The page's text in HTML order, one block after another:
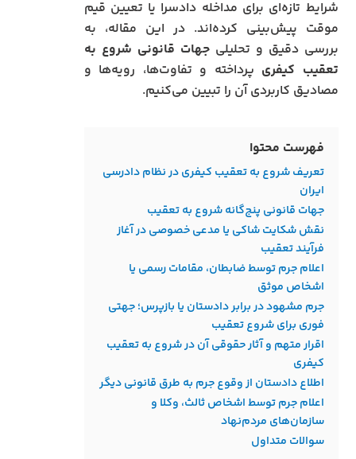
شرایط تازه‌ای برای مداخله دادسرا یا تعیین قیم
موقت پیش‌بینی کرده‌اند. در این مقاله، به
بررسی دقیق و تحلیلیجهات قانونی شروع به
تعقیب کیفری پرداخته و تفاوت‌ها، رویه‌ها و
مصادیق کاربردی آن را تبیین می‌کنیم.
فهرست محتوا
تعریف شروع به تعقیب کیفری در نظام دادرسی
ایران
جهات قانونی پنج‌گانه شروع به تعقیب
نقش شکایت شاکی یا مدعی خصوصی در آغاز
فرآیند تعقیب
اعلام جرم توسط ضابطان، مقامات رسمی یا
اشخاص موثق
جرم مشهود در برابر دادستان یا بازپرس؛ جهتی
فوری برای شروع تعقیب
اقرار متهم و آثار حقوقی آن در شروع به تعقیب
کیفری
اطلاع دادستان از وقوع جرم به طرق قانونی دیگر
اعلام جرم توسط اشخاص ثالث، وکلا و
سازمان‌های مردم‌نهاد
سوالات متداول